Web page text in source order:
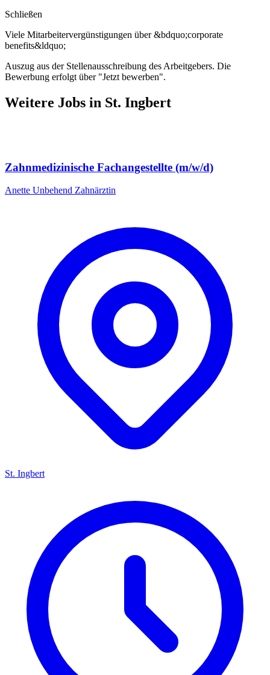
Schließen
Viele Mitarbeitervergünstigungen über &bdquo;corporate
benefits&ldquo;
Auszug aus der Stellenausschreibung des Arbeitgebers. Die
Bewerbung erfolgt über "Jetzt bewerben".
Weitere Jobs in St. Ingbert
Zahnmedizinische Fachangestellte (m/w/d)
Anette Unbehend Zahnärztin
St. Ingbert